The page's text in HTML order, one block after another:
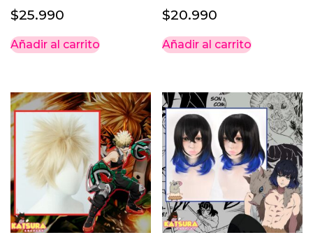
$25.990
Añadir al carrito
$20.990
Añadir al carrito